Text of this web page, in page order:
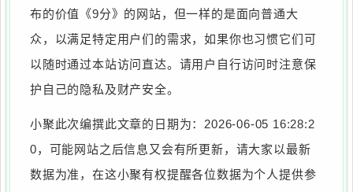
布的价值《9分》的网站，但一样的是面向普通大
众，以满足特定用户们的需求，如果你也习惯它们可
以随时通过本站访问直达。请用户自行访问时注意保
护自己的隐私及财产安全。
小聚此次编撰此文章的日期为：2026-06-05 16:28:2
0，可能网站之后信息又会有所更新，请大家以最新
数据为准，在这小聚有权提醒各位数据为个人提供参